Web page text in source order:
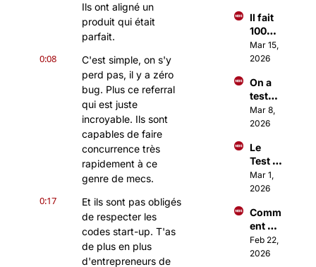
Ils ont aligné un
produit qui était
parfait.
0:08
C'est simple, on s'y
perd pas, il y a zéro
bug. Plus ce referral
qui est juste
incroyable. Ils sont
capables de faire
concurrence très
rapidement à ce
genre de mecs.
0:17
Et ils sont pas obligés
de respecter les
codes start-up. T'as
de plus en plus
d'entrepreneurs de
avec
Open
Claw ?
Il fait
100M$
à 18
ans
à une
applic
ation
Mar 15,
2026
On a
testé
Open
Claw
totale
ment
fou)
Mar 8,
2026
Le
Test
Sangu
in
tout
Paris
parle
Mar 1,
2026
Comm
ent
Investi
r
Feb 22,
2026